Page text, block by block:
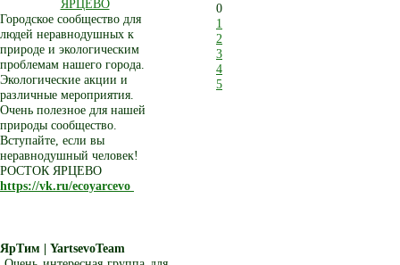
0
1
2
3
4
5
Городское сообщество для
людей неравнодушных к
природе и экологическим
проблемам нашего города.
Экологические акции и
различные мероприятия.
Очень полезное для нашей
природы сообщество.
Вступайте, если вы
неравнодушный человек!
РОСТОК ЯРЦЕВО
https://vk.ru/ecoyarcevo
ЯрТим | YartsevoTeam